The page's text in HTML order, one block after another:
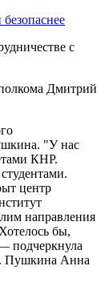
Дмитрий
"У нас
КНР.
центр
направления
бы,
подчеркнула
Пушкина Анна